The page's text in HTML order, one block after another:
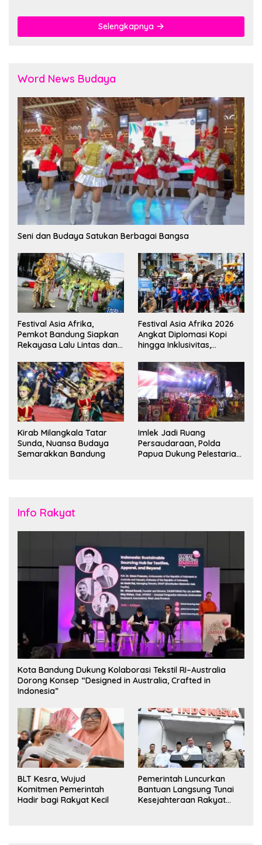
Selengkapnya
Word News Budaya
Seni dan Budaya Satukan Berbagai Bangsa
Festival Asia Afrika,
Pemkot Bandung Siapkan
Rekayasa Lalu Lintas dan
Festival Asia Afrika 2026
Angkat Diplomasi Kopi
hingga Inklusivitas,
Duta Besar
Kirab Milangkala Tatar
Sunda, Nuansa Budaya
Semarakkan Bandung
Imlek Jadi Ruang
Persaudaraan, Polda
Papua Dukung Pelestarian
Info Rakyat
Kota Bandung Dukung Kolaborasi Tekstil RI–Australia
Dorong Konsep “Designed in Australia, Crafted in
Indonesia”
BLT Kesra, Wujud
Komitmen Pemerintah
Hadir bagi Rakyat Kecil
Pemerintah Luncurkan
Bantuan Langsung Tunai
Kesejahteraan Rakyat